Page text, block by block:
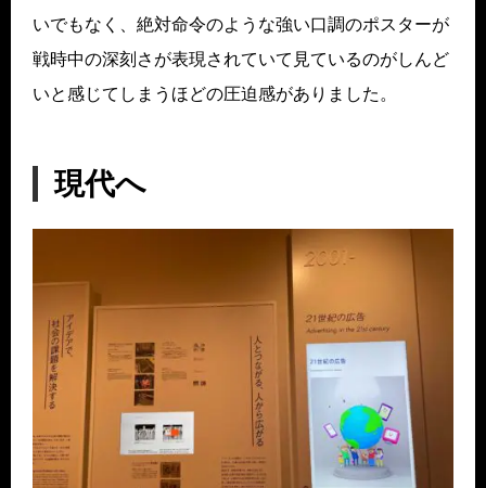
いでもなく、絶対命令のような強い口調のポスターが
戦時中の深刻さが表現されていて見ているのがしんど
いと感じてしまうほどの圧迫感がありました。
現代へ